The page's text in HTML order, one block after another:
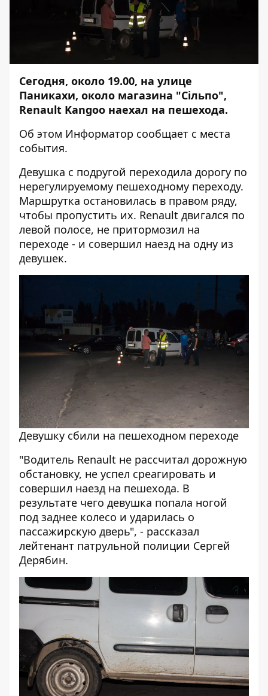
Сегодня, около 19.00, на улице
Паникахи, около магазина "Сiльпо",
Renault Kangoo наехал на пешехода.
Об этом Информатор сообщает с места
события.
Девушка с подругой переходила дорогу по
нерегулируемому пешеходному переходу.
Маршрутка остановилась в правом ряду,
чтобы пропустить их. Renault двигался по
левой полосе, не притормозил на
переходе - и совершил наезд на одну из
девушек.
Девушку сбили на пешеходном переходе
"Водитель Renault не рассчитал дорожную
обстановку, не успел среагировать и
совершил наезд на пешехода. В
результате чего девушка попала ногой
под заднее колесо и ударилась о
пассажирскую дверь", - рассказал
лейтенант патрульной полиции Сергей
Дерябин.